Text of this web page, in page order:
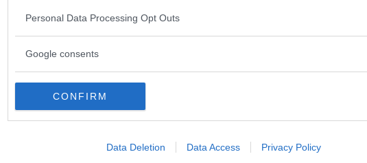
Personal Data Processing Opt Outs
Google consents
CONFIRM
Data Deletion Data Access Privacy Policy
Nella nostra lunga esperienza formativa
l’immaginario del circo ha da sempre
stimolato la fantasia dei bambini. Affascinati
Commenti